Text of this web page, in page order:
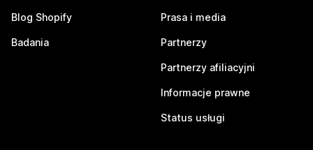
Blog Shopify
Badania
Prasa i media
Partnerzy
Partnerzy afiliacyjni
Informacje prawne
Status usługi